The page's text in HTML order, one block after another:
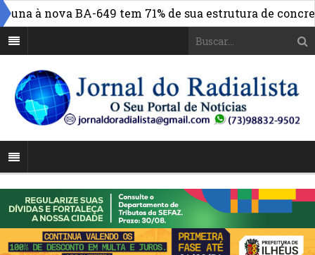
nova BA-649 tem 71% de sua estrutura de concreto